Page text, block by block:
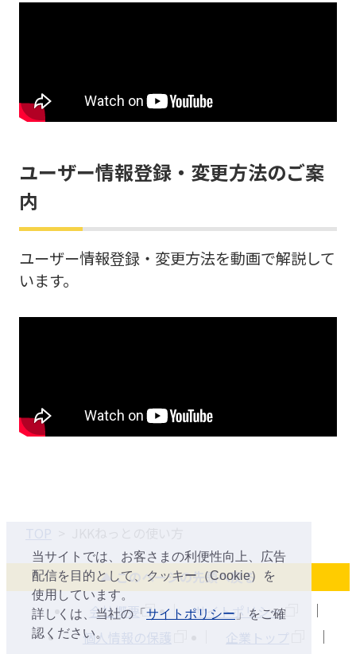
当サイトでは、お客さまの利便性向上、広告
配信を目的として、クッキー（Cookie）を
使用しています。
詳しくは、当社の「 サイトポリシー」をご確
認ください。
TOP
ユーザー情報登録・変更方法のご案
内
ユーザー情報登録・変更方法を動画で解説して
います。
このページの先頭へ戻る
会社概要
サイトポリシー
個人情報の保護
企業トップ